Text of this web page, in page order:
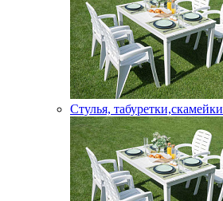
Стулья, табуретки,скамейки